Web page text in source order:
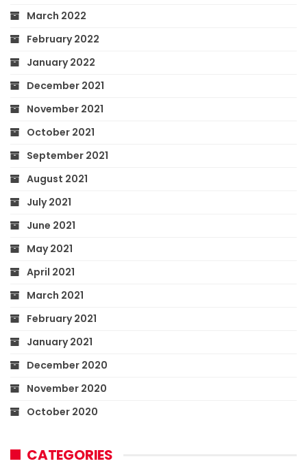
March 2022
February 2022
January 2022
December 2021
November 2021
October 2021
September 2021
August 2021
July 2021
June 2021
May 2021
April 2021
March 2021
February 2021
January 2021
December 2020
November 2020
October 2020
CATEGORIES